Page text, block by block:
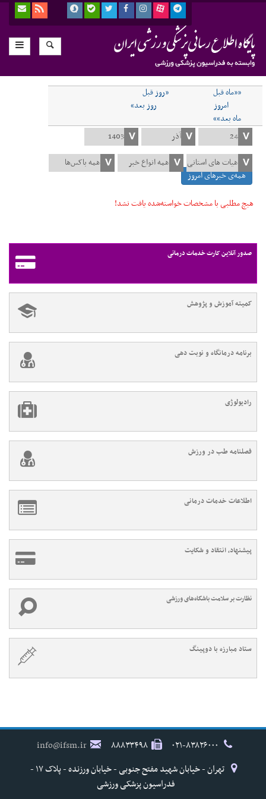
««ماه قبل
«روز قبل
امروز
روز بعد»
ماه بعد»»
همه‌ی خبرهای امروز
هیچ مطلبی با مشخصات خواسته‌شده یافت نشد!
صدور آنلاین کارت خدمات درمانی
کمیته آموزش و پژوهش
برنامه درمانگاه و نوبت دهی
رادیولوژی
فصلنامه طب در ورزش
اطلاعات خدمات درمانی
پیشنهاد، انتقاد و شکایت
نظارت بر سلامت باشگاه‌های ورزشی
ستاد مبارزه با دوپینگ
۸۸۸۳۳۴۹۸
info@ifsm.ir
تهران - خیابان شهید مفتح جنوبی - خیابان ورزنده - پلاک ۱۷ -
فدراسیون پزشکی ورزشی